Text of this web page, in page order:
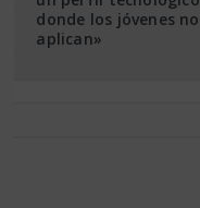
donde los jóvenes no
aplican»